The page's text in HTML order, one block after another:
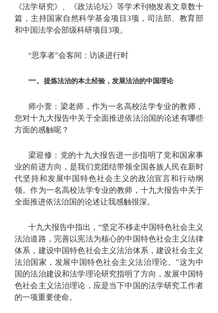
《法学研究》、《政法论坛》等学术刊物发表文章数十
篇，主持国家自然科学基金项目3项，司法部、教育部
和中国法学会部级科研项目3项。
“思享者”会客间：访谈进行时
一、 提炼法治的本土经验，发展法治的中国理论
师小萱：梁老师，作为一名高校法学专业的教师，
您对十九大报告中关于全面推进依法治国的论述有哪些
方面的感触呢？
梁迎修：党的十九大报告进一步指明了党和国家事
业的前进方向，是我们党团结带领全国各族人民在新时
代坚持和发展中国特色社会主义的政治宣言和行动纲
领。作为一名高校法学专业的教师，十九大报告中关于
全面推进依法治国的论述让我感触很深。
十九大报告中指出，“坚定不移走中国特色社会主义
法治道路，完善以宪法为核心的中国特色社会主义法律
体系，建设中国特色社会主义法治体系，建设社会主义
法治国家，发展中国特色社会主义法治理论。”这为中
国的法治建设和法学理论研究指明了方向，发展中国特
色社会主义法治理论，应是当下中国的法学研究工作者
的一项重要使命。